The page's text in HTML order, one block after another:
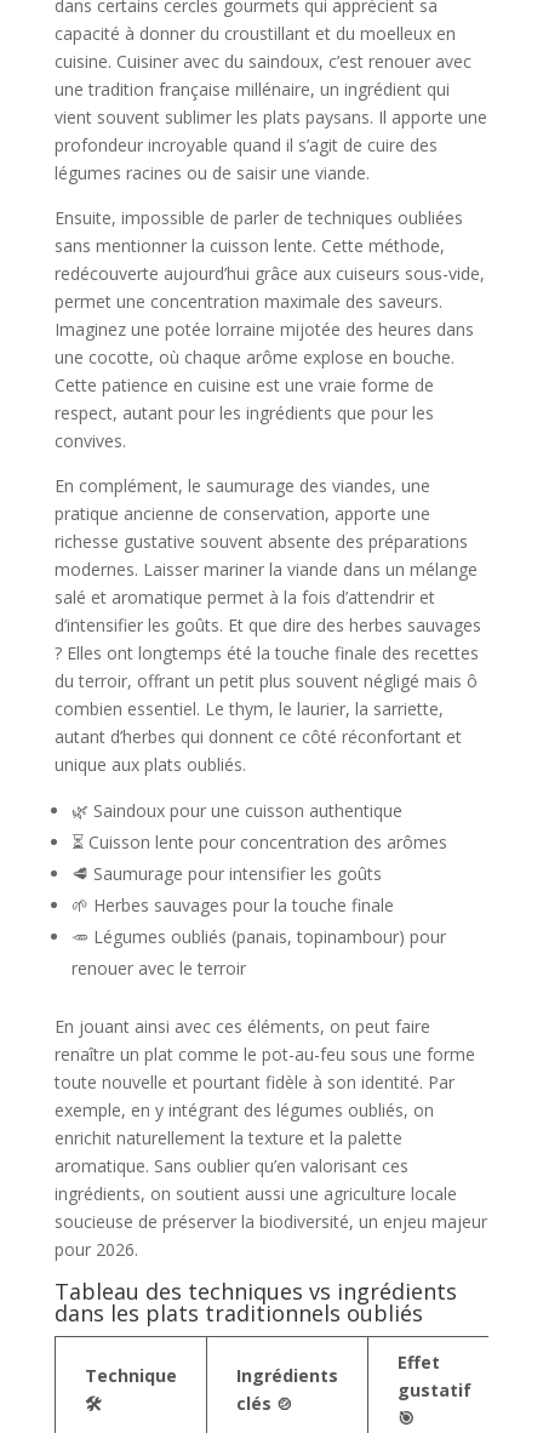
dans certains cercles gourmets qui apprécient sa
capacité à donner du croustillant et du moelleux en
cuisine. Cuisiner avec du saindoux, c’est renouer avec
une tradition française millénaire, un ingrédient qui
vient souvent sublimer les plats paysans. Il apporte une
profondeur incroyable quand il s’agit de cuire des
légumes racines ou de saisir une viande.
Ensuite, impossible de parler de techniques oubliées
sans mentionner la cuisson lente. Cette méthode,
redécouverte aujourd’hui grâce aux cuiseurs sous-vide,
permet une concentration maximale des saveurs.
Imaginez une potée lorraine mijotée des heures dans
une cocotte, où chaque arôme explose en bouche.
Cette patience en cuisine est une vraie forme de
respect, autant pour les ingrédients que pour les
convives.
En complément, le saumurage des viandes, une
pratique ancienne de conservation, apporte une
richesse gustative souvent absente des préparations
modernes. Laisser mariner la viande dans un mélange
salé et aromatique permet à la fois d’attendrir et
d’intensifier les goûts. Et que dire des herbes sauvages
? Elles ont longtemps été la touche finale des recettes
du terroir, offrant un petit plus souvent négligé mais ô
combien essentiel. Le thym, le laurier, la sarriette,
autant d’herbes qui donnent ce côté réconfortant et
unique aux plats oubliés.
🌿 Saindoux pour une cuisson authentique
⏳ Cuisson lente pour concentration des arômes
🥩 Saumurage pour intensifier les goûts
🌱 Herbes sauvages pour la touche finale
🥕 Légumes oubliés (panais, topinambour) pour
renouer avec le terroir
En jouant ainsi avec ces éléments, on peut faire
renaître un plat comme le pot-au-feu sous une forme
toute nouvelle et pourtant fidèle à son identité. Par
exemple, en y intégrant des légumes oubliés, on
enrichit naturellement la texture et la palette
aromatique. Sans oublier qu’en valorisant ces
ingrédients, on soutient aussi une agriculture locale
soucieuse de préserver la biodiversité, un enjeu majeur
pour 2026.
Tableau des techniques vs ingrédients
dans les plats traditionnels oubliés
Technique
🛠️
Ingrédients
clés 🍲
Effet
gustatif
🎯